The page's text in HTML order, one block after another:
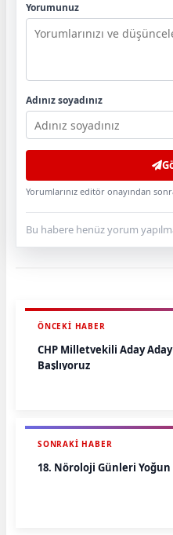
Yorumunuz
Adınız soyadınız
Yorumlarınız editör onayından
Bu habere henüz yorum
ÖNCEKI HABER
CHP Milletvekili Aday
Başlıyoruz
SONRAKI HABER
18. Nöroloji Günleri